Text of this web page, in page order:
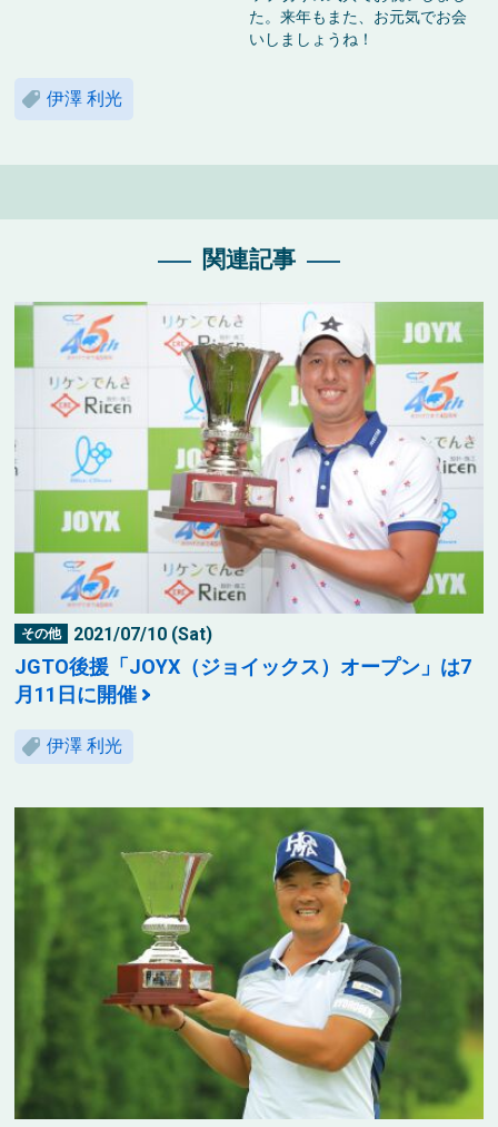
た。来年もまた、お元気でお会
いしましょうね！
伊澤 利光
関連記事
その他 2021/07/10 (Sat)
JGTO後援「JOYX（ジョイックス）オープン」は7
月11日に開催
伊澤 利光